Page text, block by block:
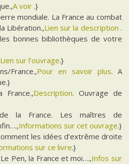
A voir .}
mondiale. La France au combat
Libération.,Lien sur la description .
bonnes bibliothèques de votre
Lien sur l’ouvrage.}
France.,Pour en savoir plus. A
Description. Ouvrage de
la France. Les maîtres de
Informations sur cet ouvrage.}
les idées d’extrême droite
sur ce livre.}
Pen, la France et moi….,Infos sur